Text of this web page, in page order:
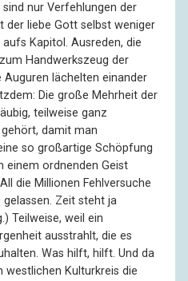
nur Verfehlungen der
der liebe Gott selbst weniger
Kapitol. Ausreden, die
Handwerkszeug der
Auguren lächelten einander
Die große Mehrheit der
teilweise ganz
damit man
so großartige Schöpfung
einem ordnenden Geist
die Millionen Fehlversuche
Zeit steht ja
Teilweise, weil ein
ausstrahlt, die es
Was hilft, hilft. Und da
westlichen Kulturkreis die